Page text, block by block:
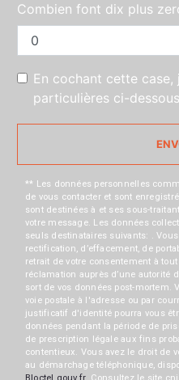
Combien font dix plus
En cochant cette
particulières ci-
** Les données personnelles
de vous contacter et sont
sont destinées à et ses sous-
votre message. Les données
seuls destinataires suivants: .
rectification, d’effacement, de
retrait de votre consentement à
réclamation auprès d’une autorité
sort de vos données post-mortem.
voie postale à l'adresse ou par
justificatif d'identité pourra vous
données pendant la période de
de prescription légale aux fins
contentieux. Vous avez le droit de
au démarchage téléphonique,